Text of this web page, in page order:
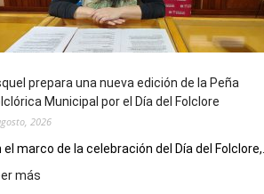
con
un
Conversatorio
Escritores
Locales
prepara una nueva edición de la Peña
Municipal por el Día del Folclore
2026
el marco de la celebración del Día del Folclore,...
más